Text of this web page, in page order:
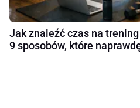
Jak znaleźć czas na
9 sposobów, które